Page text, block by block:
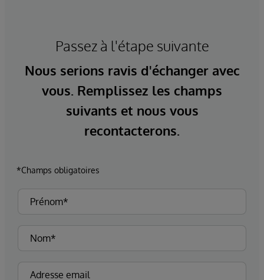
Passez à l'étape suivante
Nous serions ravis d'échanger avec
vous. Remplissez les champs
suivants et nous vous
recontacterons.
*Champs obligatoires